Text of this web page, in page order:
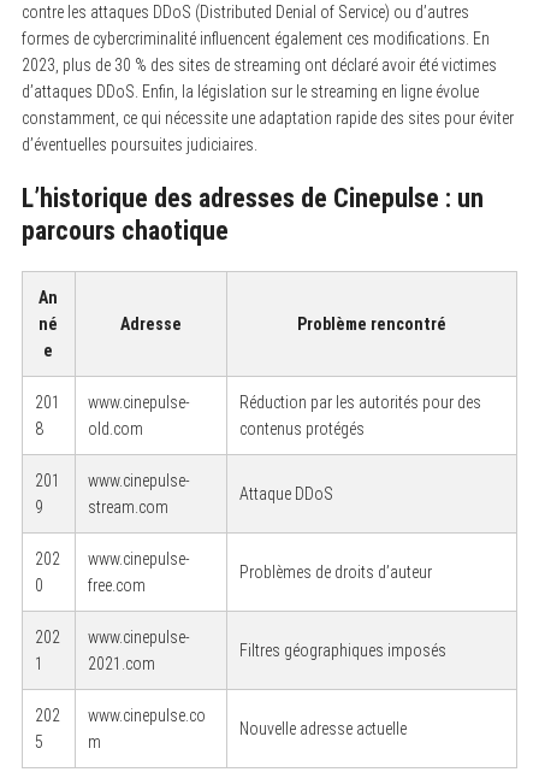
contre les attaques DDoS (Distributed Denial of Service) ou d’autres
formes de cybercriminalité influencent également ces modifications. En
2023, plus de 30 % des sites de streaming ont déclaré avoir été victimes
d’attaques DDoS. Enfin, la législation sur le streaming en ligne évolue
constamment, ce qui nécessite une adaptation rapide des sites pour éviter
d’éventuelles poursuites judiciaires.
L’historique des adresses de Cinepulse : un
parcours chaotique
An
né
e
Adresse Problème rencontré
201
8
www.cinepulse-
old.com
Réduction par les autorités pour des
contenus protégés
201
9
www.cinepulse-
stream.com
Attaque DDoS
202
0
www.cinepulse-
free.com
Problèmes de droits d’auteur
202
1
www.cinepulse-
2021.com
Filtres géographiques imposés
202
5
www.cinepulse.co
m
Nouvelle adresse actuelle